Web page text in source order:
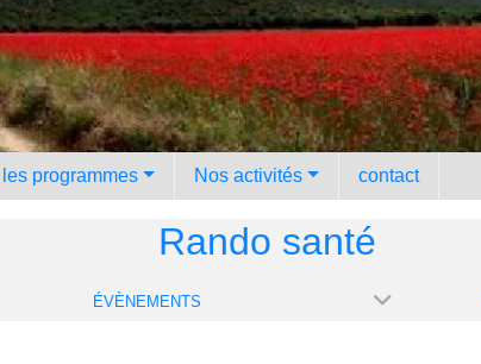
programmes Nos activités contact
Rando santé
ÉVÈNEMENTS